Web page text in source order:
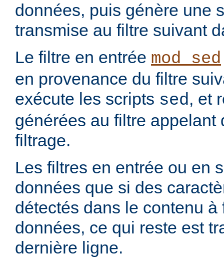
données, puis génère une
transmise au filtre suivant
Le filtre en entrée mod_sed
en provenance du filtre
exécute les scripts sed, et
générées au filtre appelant
filtrage.
Les filtres en entrée ou en
données que si des
détectés dans le contenu à
données, ce qui reste est
dernière ligne.